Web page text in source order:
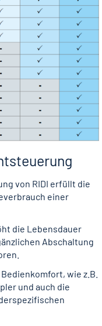
von RIDI erfüllt die
einer
die Lebensdauer
Abschaltung
wie z.B.
und auch die